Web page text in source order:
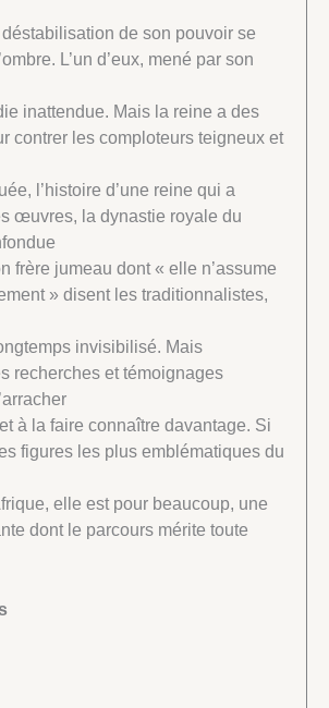
de son pouvoir se
L’un d’eux, mené par son
inattendue. Mais la reine a des
contrer les comploteurs teigneux et
l’histoire d’une reine qui a
œuvres, la dynastie royale du
frère jumeau dont « elle n’assume
» disent les traditionnalistes,
invisibilisé. Mais
recherches et témoignages
à la faire connaître davantage. Si
figures les plus emblématiques du
elle est pour beaucoup, une
dont le parcours mérite toute